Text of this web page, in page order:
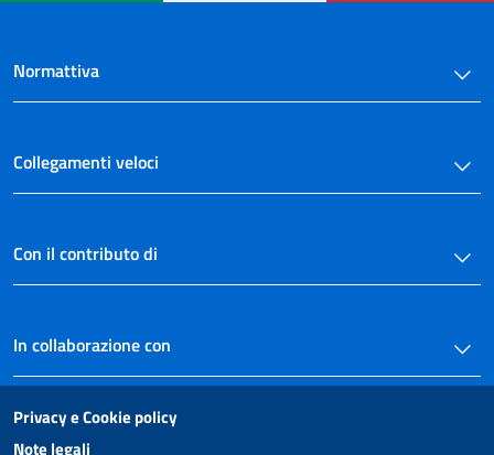
Normattiva
Collegamenti veloci
Con il contributo di
In collaborazione con
Privacy e Cookie policy
Note legali